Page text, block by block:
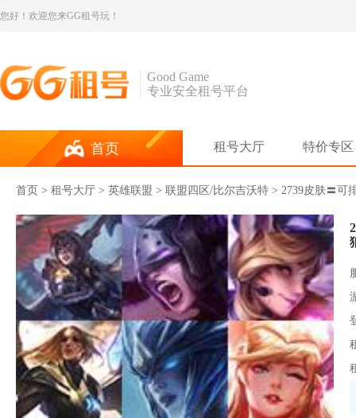
您好！欢迎您来GG租号玩！
Good Game
专业安全租号平台
首页 租号大厅 特价专区
首页 > 租号大厅 > 英雄联盟 > 联盟四区/比尔吉沃特 > 2739皮肤〓